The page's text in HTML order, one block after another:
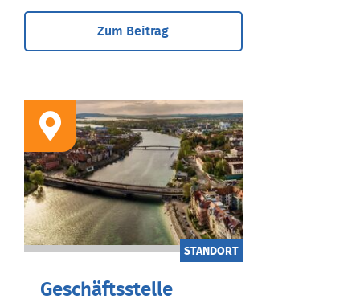
Zum Beitrag
STANDORT
Geschäftsstelle